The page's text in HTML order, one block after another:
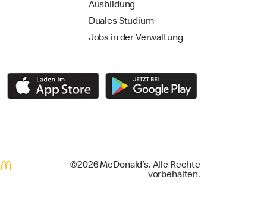
Ausbildung
Duales Studium
Jobs in der Verwaltung
©2026 McDonald’s. Alle Rechte
vorbehalten.